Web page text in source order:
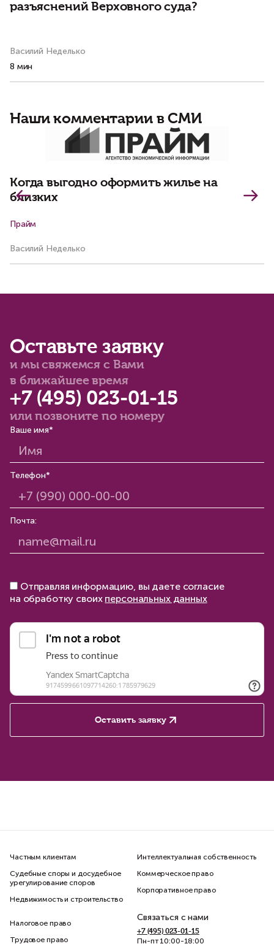
разъяснений Верховного суда?
Василий Неделько
8 мин
Наши комментарии в СМИ
Когда выгодно оформить жилье на
близких
Прайм
Василий Неделько
Оставьте заявку
и мы свяжемся с Вами
в ближайшее время
+7 (495) 023-01-15
или позвоните по номеру
Ваше имя*
Телефон*
Почта:
Отправляя информацию, вы даете согласие
на обработку своих персональных данных
Оставить заявку
Частным клиентам
Судебные споры и досудебное
урегулирование споров
Недвижимость и строительство
Интеллектуальная собственность
Коммерческое право
Корпоративное право
Налоговое право
Трудовое право
Связаться с нами
+7 (495) 023-01-15
Пн-пт 10:00-18:00